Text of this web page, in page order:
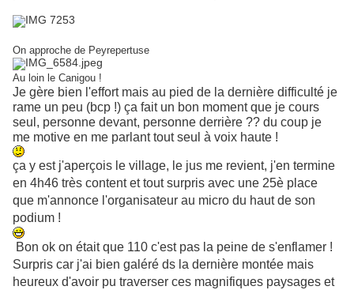
On approche de Peyrepertuse
Au loin le Canigou !
Je gère bien l'effort mais au pied de la dernière difficulté je
rame un peu (bcp !) ça fait un bon moment que je cours
seul, personne devant, personne derrière ?? du coup je
me motive en me parlant tout seul à voix haute !
ça y est j'aperçois le village, le jus me revient, j'en termine
en 4h46 très content et tout surpris avec une 25è place
que m'annonce l'organisateur au micro du haut de son
podium !
Bon ok on était que 110 c'est pas la peine de s'enflamer !
Surpris car j'ai bien galéré ds la dernière montée mais
heureux d'avoir pu traverser ces magnifiques paysages et